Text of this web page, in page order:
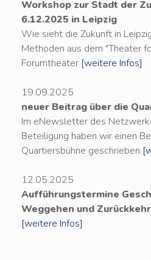
Workshop zur Stadt der
6.12.2025 in Leipzig
Wie sieht die Zukunft in
Methoden aus dem "Theater
Forumtheater [weitere Infos]
19.09.2025
neuer Beitrag über die
Im eNewsletter des
Beteiligung haben wir einen
Quartiersbühne geschrieben
12.05.2025
Aufführungstermine
Weggehen und
[weitere Infos]